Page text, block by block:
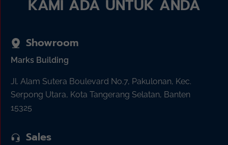
KAMI ADA UNTUK ANDA
Showroom
Marks Building
Jl. Alam Sutera Boulevard No.7, Pakulonan, Kec.
Serpong Utara, Kota Tangerang Selatan, Banten
15325
Sales